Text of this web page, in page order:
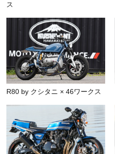
ス
R80 by クシタニ × 46ワークス